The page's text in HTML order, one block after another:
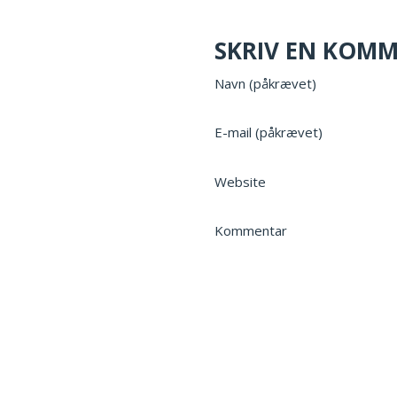
SKRIV EN
Navn (påkrævet)
E-mail (påkrævet)
Website
Kommentar